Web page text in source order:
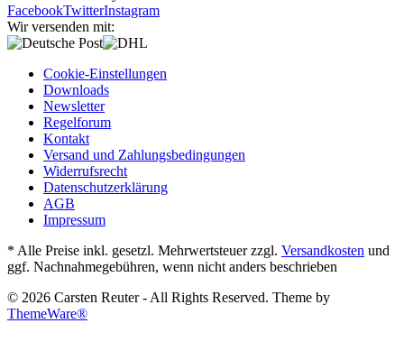
FacebookTwitterInstagram
Wir versenden mit:
Cookie-Einstellungen
Downloads
Newsletter
Regelforum
Kontakt
Versand und Zahlungsbedingungen
Widerrufsrecht
Datenschutzerklärung
AGB
Impressum
* Alle Preise inkl. gesetzl. Mehrwertsteuer zzgl. Versandkosten und
ggf. Nachnahmegebühren, wenn nicht anders beschrieben
© 2026 Carsten Reuter - All Rights Reserved. Theme by
ThemeWare®